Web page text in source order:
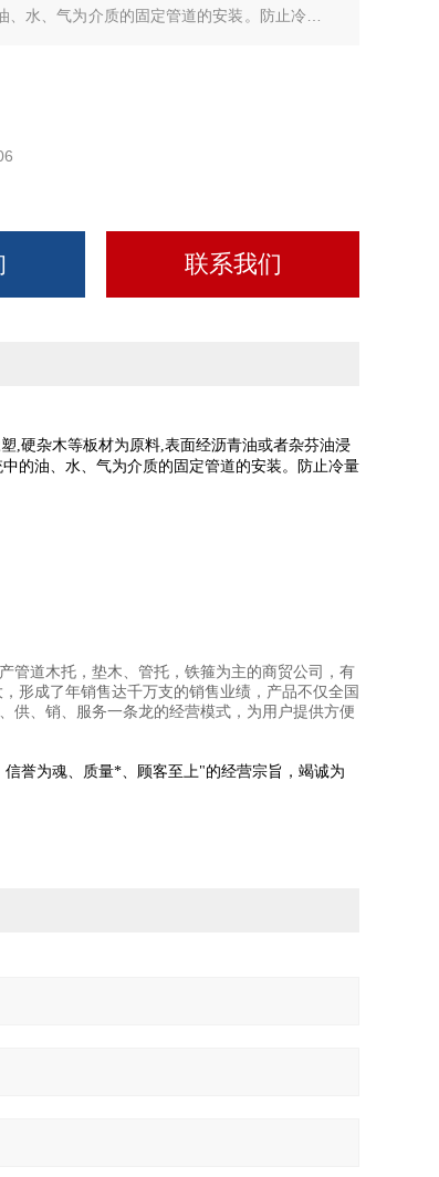
、水、气为介质的固定管道的安装。防止冷量传
联系我们
,硬杂木等板材为原料,表面经沥青油或者杂芬油浸
的油、水、气为介质的固定管道的安装。防止冷量
管道木托，垫木、管托，铁箍为主的商贸公司，有
形成了年销售达千万支的销售业绩，产品不仅全国
供、销、服务一条龙的经营模式，为用户提供方便
信誉为魂、质量*、顾客至上"的经营宗旨，竭诚为